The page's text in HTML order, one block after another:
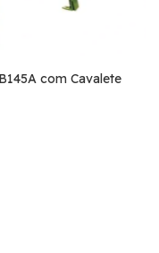
com Cavalete